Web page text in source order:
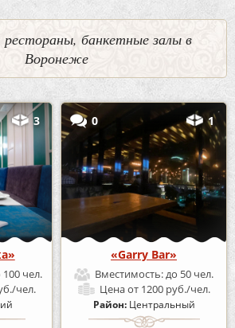
рестораны, банкетные залы в
Воронеже
3
100 чел.
чел.
0 1
«Garry Bar»
Вместимость:до 50 чел.
Ценаот 1200 руб./чел.
Район: Центральный